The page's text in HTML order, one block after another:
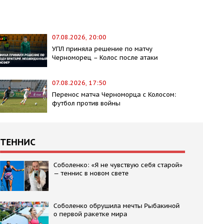
07.08.2026, 20:00
УПЛ приняла решение по матчу
Черноморец – Колос после атаки
07.08.2026, 17:50
Перенос матча Черноморца с Колосом:
футбол против войны
ТЕННИС
Соболенко: «Я не чувствую себя старой»
— теннис в новом свете
Соболенко обрушила мечты Рыбакиной
о первой ракетке мира